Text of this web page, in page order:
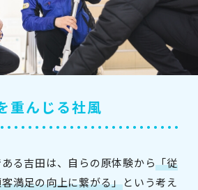
重んじる社風
る吉田は、自らの原体験から「従
満足の向上に繋がる」という考え